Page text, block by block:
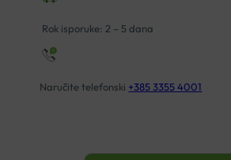
Rok isporuke: 2 – 5 dana
Naručite telefonski +385 3355 4001